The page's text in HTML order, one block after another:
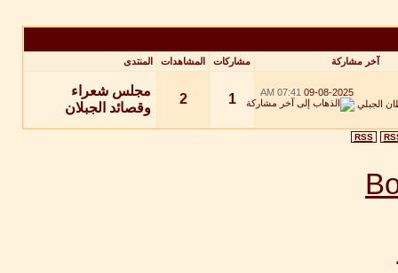
آخر مشاركة مشاركات المشاهدات المنتدى
09-08-2025
07:41 AM
الجبلي
1
2
مجلس شعراء
وقصائد الجبلان
RSS